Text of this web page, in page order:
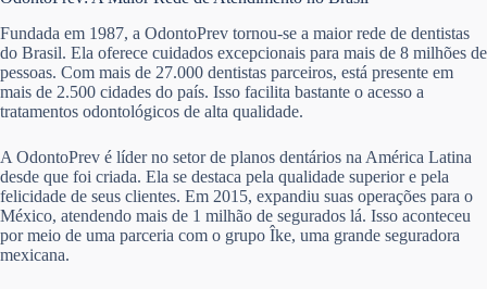
Fundada em 1987, a OdontoPrev tornou-se a maior rede de dentistas
do Brasil. Ela oferece cuidados excepcionais para mais de 8 milhões de
pessoas. Com mais de 27.000 dentistas parceiros, está presente em
mais de 2.500 cidades do país. Isso facilita bastante o acesso a
tratamentos odontológicos de alta qualidade.
A OdontoPrev é líder no setor de planos dentários na América Latina
desde que foi criada. Ela se destaca pela qualidade superior e pela
felicidade de seus clientes. Em 2015, expandiu suas operações para o
México, atendendo mais de 1 milhão de segurados lá. Isso aconteceu
por meio de uma parceria com o grupo Îke, uma grande seguradora
mexicana.